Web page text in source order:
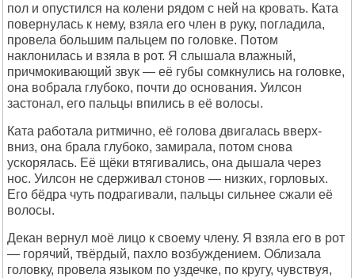
пол и опустился на колени рядом с ней на кровать. Ката
повернулась к нему, взяла его член в руку, погладила,
провела большим пальцем по головке. Потом
наклонилась и взяла в рот. Я слышала влажный,
причмокивающий звук — её губы сомкнулись на головке,
она вобрала глубоко, почти до основания. Уилсон
застонал, его пальцы впились в её волосы.
Ката работала ритмично, её голова двигалась вверх-
вниз, она брала глубоко, замирала, потом снова
ускорялась. Её щёки втягивались, она дышала через
нос. Уилсон не сдерживал стонов — низких, горловых.
Его бёдра чуть подрагивали, пальцы сильнее сжали её
волосы.
Декан вернул моё лицо к своему члену. Я взяла его в рот
— горячий, твёрдый, пахло возбуждением. Облизала
головку, провела языком по уздечке, по кругу, чувствуя,